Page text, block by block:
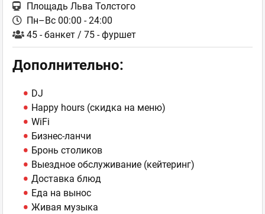
Площадь Льва Толстого
Пн–Вс 00:00 - 24:00
45 - банкет / 75 - фуршет
Дополнительно:
DJ
Happy hours (скидка на меню)
WiFi
Бизнес-ланчи
Бронь столиков
Выездное обслуживание (кейтеринг)
Доставка блюд
Еда на вынос
Живая музыка